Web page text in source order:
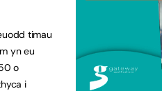
timau
yn eu
o
i